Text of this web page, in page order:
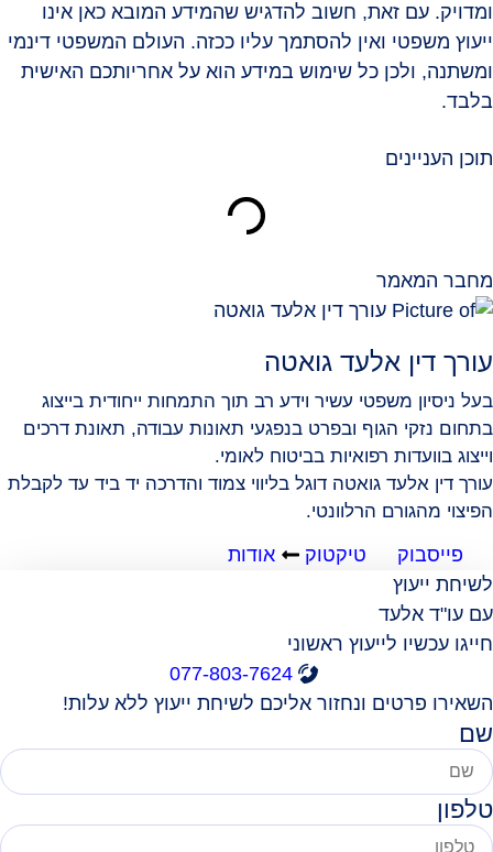
ומדויק. עם זאת, חשוב להדגיש שהמידע המובא כאן אינו
ייעוץ משפטי ואין להסתמך עליו ככזה. העולם המשפטי דינמי
ומשתנה, ולכן כל שימוש במידע הוא על אחריותכם האישית
בלבד.
תוכן העניינים
מחבר המאמר
עורך דין אלעד גואטה
בעל ניסיון משפטי עשיר וידע רב תוך התמחות ייחודית בייצוג
בתחום נזקי הגוף ובפרט בנפגעי תאונות עבודה, תאונת דרכים
וייצוג בוועדות רפואיות בביטוח לאומי.
עורך דין אלעד גואטה דוגל בליווי צמוד והדרכה יד ביד עד לקבלת
הפיצוי מהגורם הרלוונטי.
פייסבוק טיקטוק
אודות
לשיחת ייעוץ
עם עו"ד אלעד
חייגו עכשיו לייעוץ ראשוני
077-803-7624
השאירו פרטים ונחזור אליכם לשיחת ייעוץ ללא עלות!
שם
טלפון